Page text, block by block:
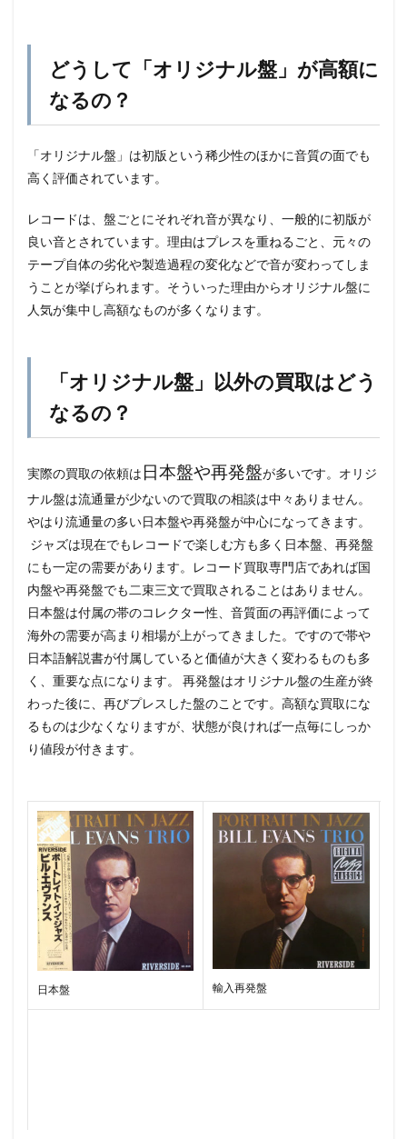
どうして「オリジナル盤」が高額に
なるの？
「オリジナル盤」は初版という稀少性のほかに音質の面でも
高く評価されています。
レコードは、盤ごとにそれぞれ音が異なり、一般的に初版が
良い音とされています。理由はプレスを重ねるごと、元々の
テープ自体の劣化や製造過程の変化などで音が変わってしま
うことが挙げられます。そういった理由からオリジナル盤に
人気が集中し高額なものが多くなります。
「オリジナル盤」以外の買取はどう
なるの？
実際の買取の依頼は 日本盤や再発盤が多いです。オリジ
ナル盤は流通量が少ないので買取の相談は中々ありません。
やはり流通量の多い日本盤や再発盤が中心になってきます。
ジャズは現在でもレコードで楽しむ方も多く日本盤、再発盤
にも一定の需要があります。レコード買取専門店であれば国
内盤や再発盤でも二束三文で買取されることはありません。
日本盤は付属の帯のコレクター性、音質面の再評価によって
海外の需要が高まり相場が上がってきました。ですので帯や
日本語解説書が付属していると価値が大きく変わるものも多
く、重要な点になります。 再発盤はオリジナル盤の生産が終
わった後に、再びプレスした盤のことです。高額な買取にな
るものは少なくなりますが、状態が良ければ一点毎にしっか
り値段が付きます。
日本盤 輸入再発盤